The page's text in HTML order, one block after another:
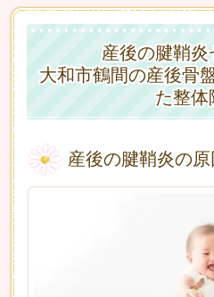
産後の腱鞘炎
大和市鶴間の産後骨
た整体
産後の腱鞘炎の原